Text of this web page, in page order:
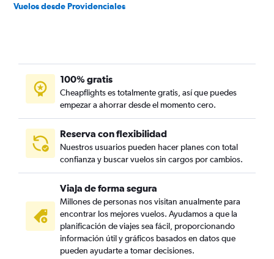
Vuelos desde Providenciales
100% gratis
Cheapflights es totalmente gratis, así que puedes
empezar a ahorrar desde el momento cero.
Reserva con flexibilidad
Nuestros usuarios pueden hacer planes con total
confianza y buscar vuelos sin cargos por cambios.
Viaja de forma segura
Millones de personas nos visitan anualmente para
encontrar los mejores vuelos. Ayudamos a que la
planificación de viajes sea fácil, proporcionando
información útil y gráficos basados en datos que
pueden ayudarte a tomar decisiones.